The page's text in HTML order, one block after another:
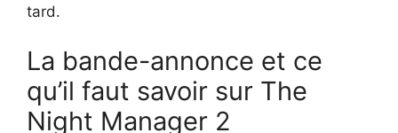
tard.
La bande-annonce et ce
qu’il faut savoir sur The
Night Manager 2